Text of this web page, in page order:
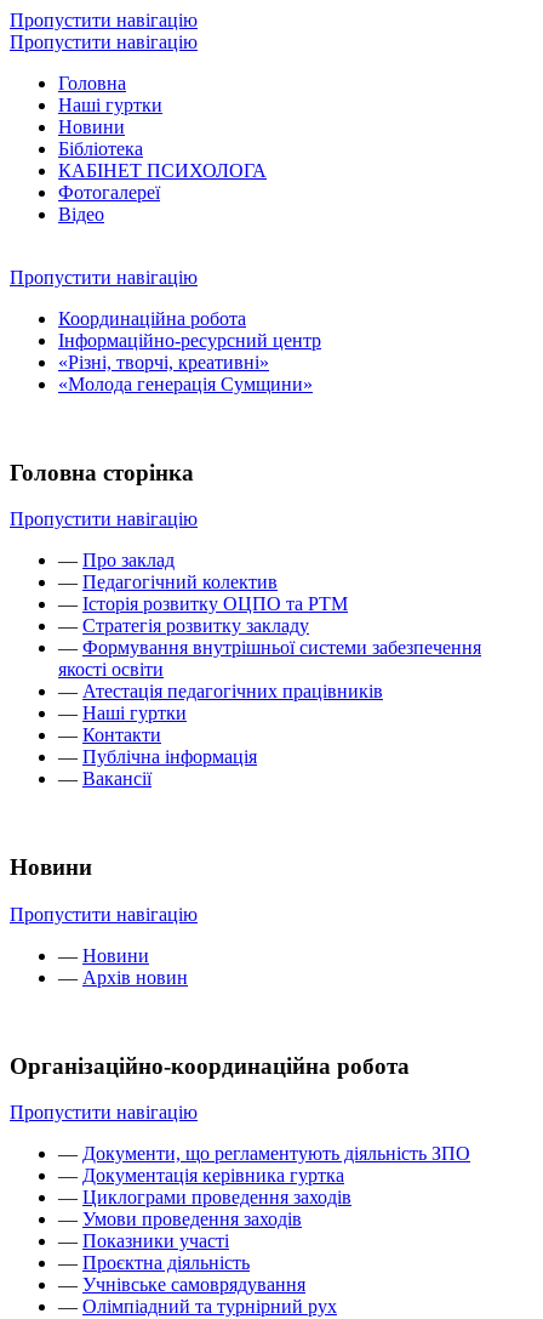
Пропустити навігацію
Пропустити навігацію
Головна
Наші гуртки
Новини
Бібліотека
КАБІНЕТ ПСИХОЛОГА
Фотогалереї
Відео
Пропустити навігацію
Координаційна робота
Інформаційно-ресурсний центр
«Різні, творчі, креативні»
«Молода генерація Сумщини»
Головна сторінка
Пропустити навігацію
— Про заклад
— Педагогічний колектив
— Історія розвитку ОЦПО та РТМ
— Стратегія розвитку закладу
— Формування внутрішньої системи забезпечення
якості освіти
— Атестація педагогічних працівників
— Наші гуртки
— Контакти
— Публічна інформація
— Вакансії
Новини
Пропустити навігацію
— Новини
— Архів новин
Організаційно-координаційна робота
Пропустити навігацію
— Документи, що регламентують діяльність ЗПО
— Документація керівника гуртка
— Циклограми проведення заходів
— Умови проведення заходів
— Показники участі
— Проєктна діяльність
— Учнівське самоврядування
— Олімпіадний та турнірний рух